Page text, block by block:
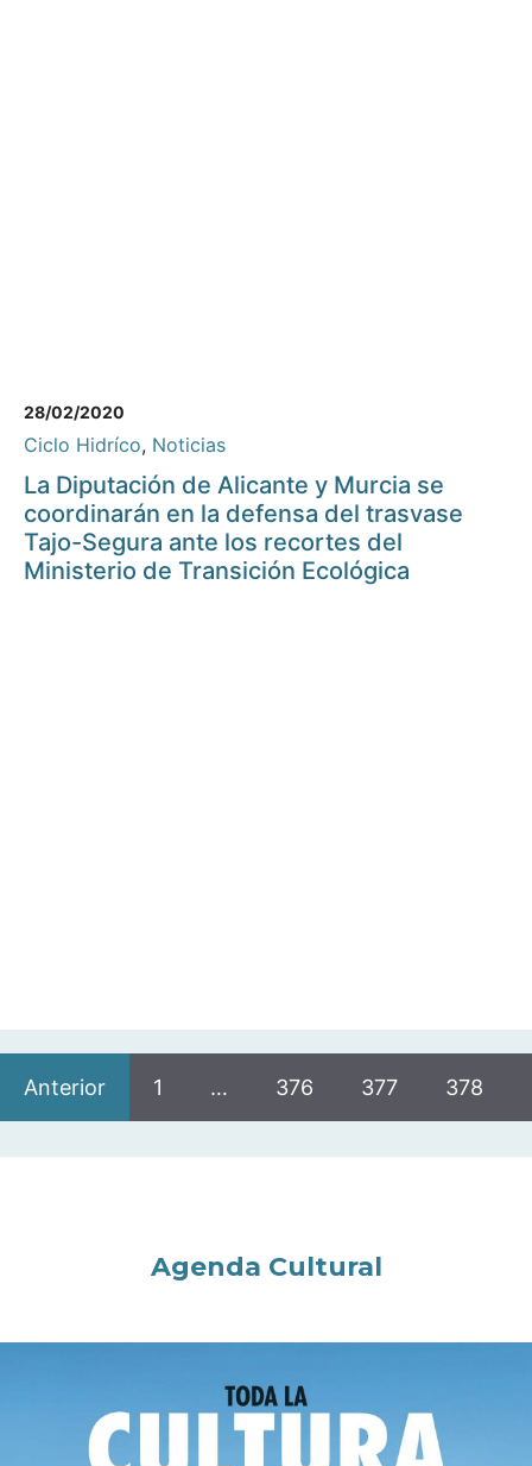
28/02/2020
Ciclo Hidríco, Noticias
La Diputación de Alicante y Murcia se
coordinarán en la defensa del trasvase
Tajo-Segura ante los recortes del
Ministerio de Transición Ecológica
Anterior 1 … 376 377 378
Agenda Cultural